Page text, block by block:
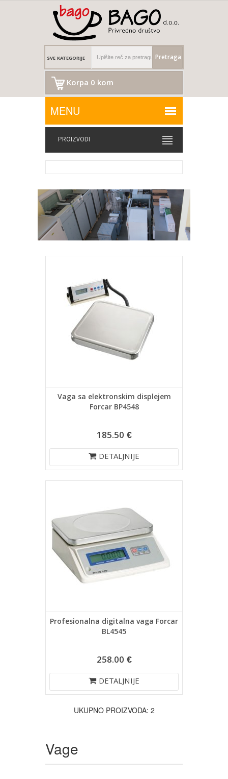
Pretraga
Korpa 0 kom
PROIZVODI
Vaga sa elektronskim displejem
Forcar BP4548
185.50 €
DETALJNIJE
Profesionalna digitalna vaga Forcar
BL4545
258.00 €
DETALJNIJE
UKUPNO PROIZVODA: 2
Vage